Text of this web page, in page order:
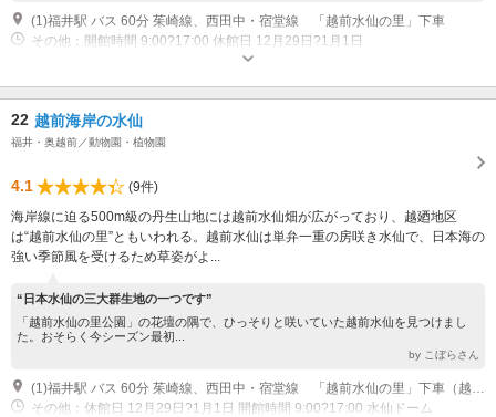
(1)福井駅 バス 60分 茱崎線、西田中・宿堂線 「越前水仙の里」下車
その他：開館時間 9:00?17:00 休館日 12月29日?1月1日
22 越前海岸の水仙
福井・奥越前／動物園・植物園
4.1
(9件)
海岸線に迫る500m級の丹生山地には越前水仙畑が広がっており、越廼地区
は“越前水仙の里”ともいわれる。越前水仙は単弁一重の房咲き水仙で、日本海の
強い季節風を受けるため草姿がよ...
“日本水仙の三大群生地の一つです”
「越前水仙の里公園」の花壇の隅で、ひっそりと咲いていた越前水仙を見つけまし
た。おそらく今シーズン最初...
by こぼらさん
その他：休館日 12月29日?1月1日 開館時間 9:00?17:00 水仙ドーム